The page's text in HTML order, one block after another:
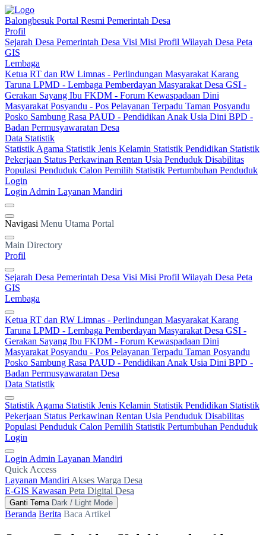
Balongbesuk Portal Resmi Pemerintah Desa
Profil
Sejarah Desa Pemerintah Desa Visi Misi Profil Wilayah Desa Peta
GIS
Lembaga
Ketua RT dan RW Limnas - Perlindungan Masyarakat Karang
Taruna LPMD - Lembaga Pemberdayan Masyarakat Desa GSI -
Gerakan Sayang Ibu FKDM - Forum Kewaspadaan Dini
Masyarakat Posyandu - Pos Pelayanan Terpadu Taman Posyandu
Posko Sambung Rasa PAUD - Pendidikan Anak Usia Dini BPD -
Badan Permusyawaratan Desa
Data Statistik
Statistik Agama Statistik Jenis Kelamin Statistik Pendidikan Statistik
Pekerjaan Status Perkawinan Rentan Usia Penduduk Disabilitas
Populasi Penduduk Calon Pemilih Statistik Pertumbuhan Penduduk
Login
Login Admin Layanan Mandiri
Navigasi Menu Utama Portal
Main Directory
Profil
Sejarah Desa Pemerintah Desa Visi Misi Profil Wilayah Desa Peta
GIS
Lembaga
Ketua RT dan RW Limnas - Perlindungan Masyarakat Karang
Taruna LPMD - Lembaga Pemberdayan Masyarakat Desa GSI -
Gerakan Sayang Ibu FKDM - Forum Kewaspadaan Dini
Masyarakat Posyandu - Pos Pelayanan Terpadu Taman Posyandu
Posko Sambung Rasa PAUD - Pendidikan Anak Usia Dini BPD -
Badan Permusyawaratan Desa
Data Statistik
Statistik Agama Statistik Jenis Kelamin Statistik Pendidikan Statistik
Pekerjaan Status Perkawinan Rentan Usia Penduduk Disabilitas
Populasi Penduduk Calon Pemilih Statistik Pertumbuhan Penduduk
Login
Login Admin Layanan Mandiri
Quick Access
Layanan Mandiri Akses Warga Desa
E-GIS Kawasan Peta Digital Desa
Ganti Tema Dark / Light Mode
Beranda Berita Baca Artikel